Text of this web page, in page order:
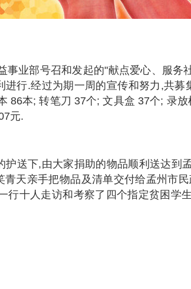
事业部号召和发起的"献点爱心、服
进行.经过为期一周的宣传和努力,共募
86本; 转笔刀 37个; 文具盒 37个; 录放
元.
护送下,由大家捐助的物品顺利送达到
天亲手把物品及清单交付给孟州市
行十人走访和考察了四个指定贫困学